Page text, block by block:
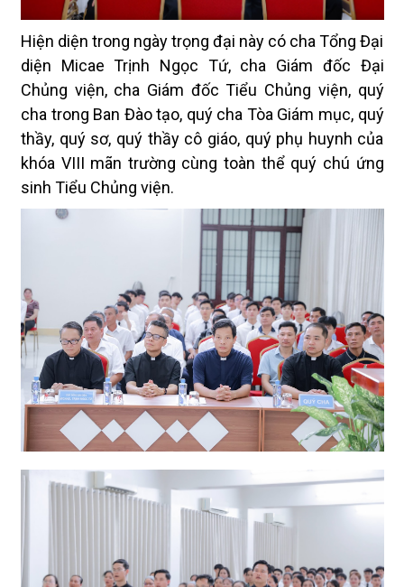
Hiện diện trong ngày trọng đại này có cha Tổng Đại
diện Micae Trịnh Ngọc Tứ, cha Giám đốc Đại
Chủng viện, cha Giám đốc Tiểu Chủng viện, quý
cha trong Ban Đào tạo, quý cha Tòa Giám mục, quý
thầy, quý sơ, quý thầy cô giáo, quý phụ huynh của
khóa VIII mãn trường cùng toàn thể quý chú ứng
sinh Tiểu Chủng viện.